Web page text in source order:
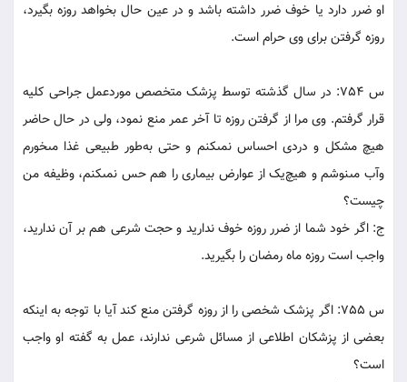
او ضرر دارد يا خوف ضرر داشته باشد و در عين حال بخواهد روزه بگيرد،
روزه گرفتن براى وى حرام است.
س 754: در سال گذشته توسط پزشک متخصص موردعمل جراحى کليه
قرار گرفتم. وى مرا از گرفتن روزه تا آخر عمر منع نمود، ولى در حال حاضر
هيچ مشکل و دردى احساس نمى‏کنم و حتى به‌طور طبيعى غذا مى‏خورم
وآب مى‏نوشم و هيچ‌يک از عوارض بيمارى را هم حس نمى‏کنم، وظيفه من
چيست؟
ج: اگر خود شما از ضرر روزه خوف نداريد و حجت شرعى هم بر آن نداريد،
واجب است روزه ماه رمضان را بگيريد.
س 755: اگر پزشک شخصى را از روزه گرفتن منع کند آيا با توجه به اينکه
بعضى از پزشکان اطلاعى از مسائل شرعى ندارند، عمل به گفته او واجب
است؟